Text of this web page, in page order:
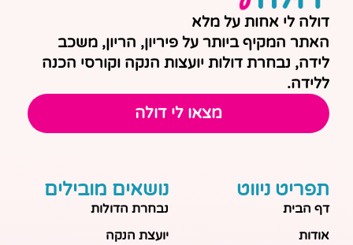
דולה לי אחות על מלא
האתר המקיף ביותר על פיריון, הריון, משכב
לידה, נבחרת דולות יועצות הנקה וקורסי הכנה
ללידה.
מצאו לי דולה
תפריט ניווט
דף הבית
אודות
נושאים מובילים
נבחרת הדולות
יועצת הנקה